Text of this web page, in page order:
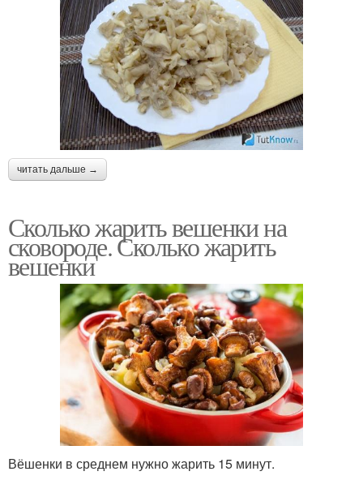
читать дальше →
Сколько жарить вешенки на
сковороде. Сколько жарить
вешенки
Вёшенки в среднем нужно жарить 15 минут.